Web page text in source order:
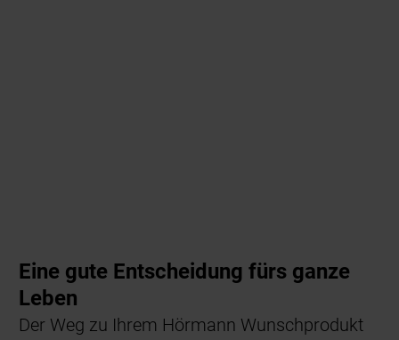
Eine gute Entscheidung fürs ganze
Leben
Der Weg zu Ihrem Hörmann Wunschprodukt